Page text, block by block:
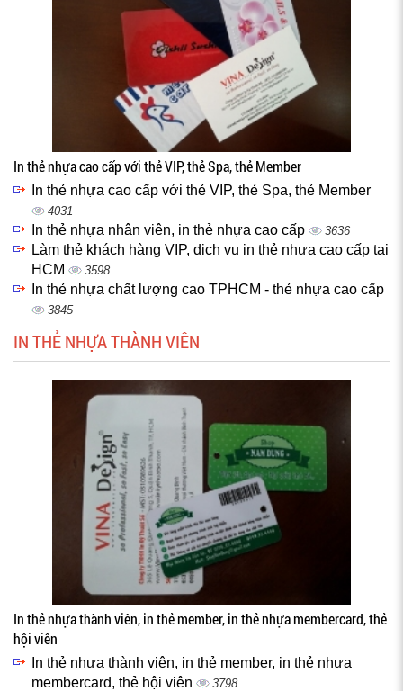
In thẻ nhựa cao cấp với thẻ VIP, thẻ Spa, thẻ Member
In thẻ nhựa cao cấp với thẻ VIP, thẻ Spa, thẻ Member
4031
In thẻ nhựa nhân viên, in thẻ nhựa cao cấp 3636
Làm thẻ khách hàng VIP, dịch vụ in thẻ nhựa cao cấp tại
HCM
3598
In thẻ nhựa chất lượng cao TPHCM - thẻ nhựa cao cấp
3845
IN THẺ NHỰA THÀNH VIÊN
In thẻ nhựa thành viên, in thẻ member, in thẻ nhựa membercard, thẻ
hội viên
In thẻ nhựa thành viên, in thẻ member, in thẻ nhựa
membercard, thẻ hội viên
3798